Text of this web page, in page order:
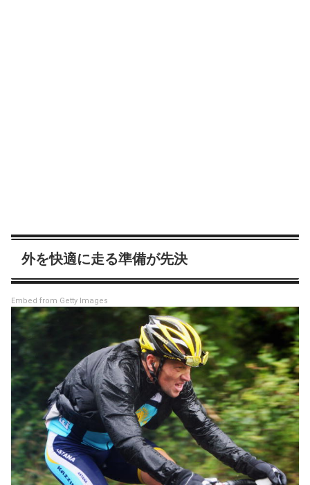
外を快適に走る準備が先決
Embed from Getty Images